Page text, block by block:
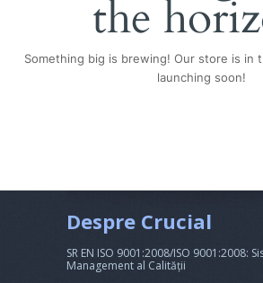
the
Something big is brewing! Our store is in
launching soon!
Despre Crucial
SR EN ISO 9001:2008/ISO 9001:2008:
Management al Calității